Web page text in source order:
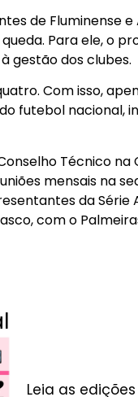
de Fluminense
Para ele, o
gestão dos clubes.
Com isso,
futebol nacional,
Técnico na
mensais na
da Série
com o
Leia as